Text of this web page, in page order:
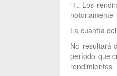
“1. Los
notoriamente
La cuantía
No resultará
período que
rendimientos.